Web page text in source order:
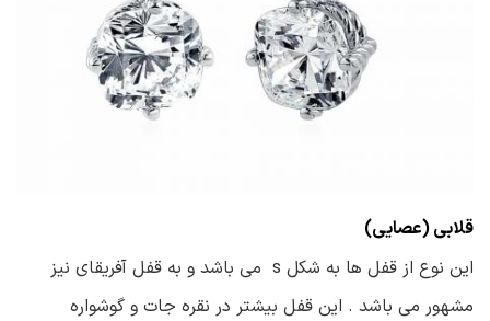
قلابی (عصایی)
این نوع از قفل ها به شکل s می باشد و به قفل آفریقای نیز
مشهور می باشد . این قفل بیشتر در نقره جات و گوشواره